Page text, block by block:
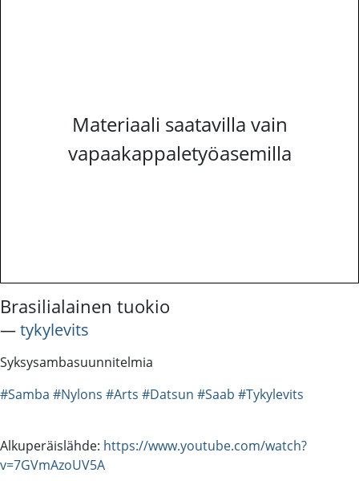
Materiaali saatavilla vain
vapaakappaletyöasemilla
Brasilialainen tuokio
―tykylevits
Syksysambasuunnitelmia
#Samba #Nylons #Arts #Datsun #Saab #Tykylevits
Alkuperäislähde: https://www.youtube.com/watch?
v=7GVmAzoUV5A